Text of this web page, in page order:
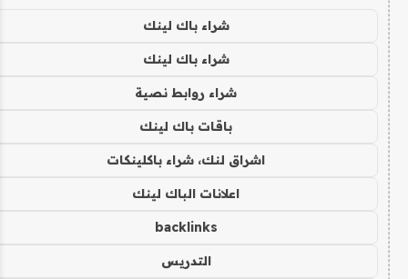
شراء باك لينك
شراء باك لينك
شراء روابط نصية
باقات باك لينك
اشراق لنك، شراء باكلينكات
اعلانات الباك لينك
backlinks
التدريس